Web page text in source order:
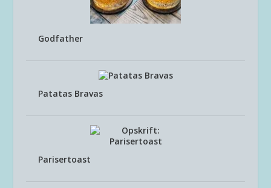
Godfather
Patatas Bravas
Parisertoast